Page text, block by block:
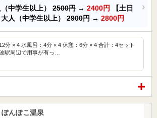
中学生以上） 2500円 → 2400円
【土日
人（中学生以上） 2900円 → 2800円
分 × 4 水風呂：4分 × 4 休憩：6分 × 4 合計：4セット
駅周辺で用事が有っ…
んぽこ温泉